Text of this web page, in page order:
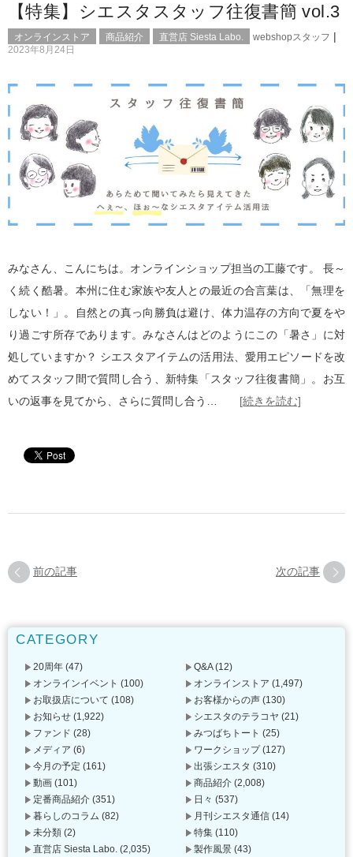
【特集】シエスタスタッフ往復書簡 vol.3
オンラインストア 商品紹介 直営店 Siesta Labo. webshopスタッフ |
2023年8月24日
みなさん、こんにちは。オンラインショップ担当の工藤です。 長～
く続く酷暑。本州に住む家族や友人との最近の合言葉は、「無理を
しない！」。自然との真っ向勝負は避け、体力温存の方向で夏をや
り過ごす所存であります。みなさんはどのようにこの「暑さ」に対
処していますか？ シエスタアイテムの活用法、愛用エピソードを改
めてスタッフ間で質問し合う、新特集「スタッフ往復書簡」。お互
いの返事を見てから、さらに質問し合う… [続きを読む]
前の記事 次の記事
CATEGORY
20周年 (47) Q&A(12)
オンラインイベント (100) オンラインストア (1,497)
お取扱店について (108) お客様からの声 (130)
お知らせ (1,922) シエスタのテラコヤ (21)
ファンド (28) みつばちトート (25)
メディア (6) ワークショップ(127)
今月の予定 (161) 出張シエスタ (310)
動画 (101) 商品紹介 (2,008)
定番商品紹介 (351) 日々 (537)
暮らしのコラム (82) 月刊シエスタ通信 (14)
未分類 (2) 特集 (110)
直営店 Siesta Labo. (2,035) 製作風景 (43)